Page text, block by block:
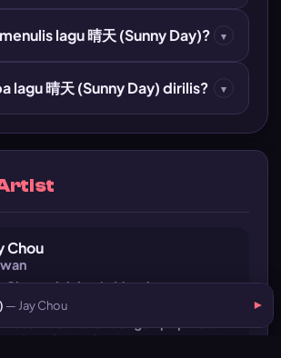
lagu 晴天 (Sunny Day)? ▾
lagu 晴天 (Sunny Day) dirilis? ▾
Chou
Chou adalah raja Mandopop.
yang mencampur musik
晴天, 告白氣球, 聽媽媽的話.
— Jay Chou ▾